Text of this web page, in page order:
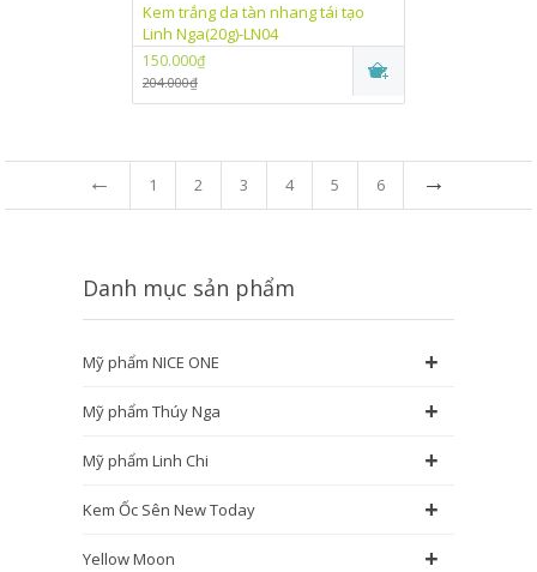
Kem trắng da tàn nhang tái tạo
Linh Nga(20g)-LN04
150.000₫
204.000₫
← 1 2 3 4 5 6 →
Danh mục sản phẩm
Mỹ phẩm NICE ONE +
Mỹ phẩm Thúy Nga +
Mỹ phẩm Linh Chi +
Kem Ốc Sên New Today +
Yellow Moon +